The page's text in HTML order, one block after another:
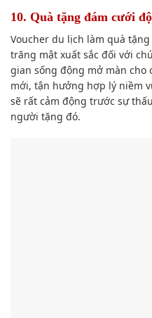
10. Quà tặng đám cưới
Voucher du lịch làm quà
trăng mật xuất sắc đối với
gian sống động mở màn cho
mới, tận hưởng hợp lý niềm
sẽ rất cảm động trước sự
người tặng đó.